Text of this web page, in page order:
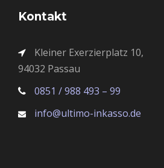
Kontakt
Kleiner Exerzierplatz 10,
94032 Passau
0851 / 988 493 – 99
info@ultimo-inkasso.de